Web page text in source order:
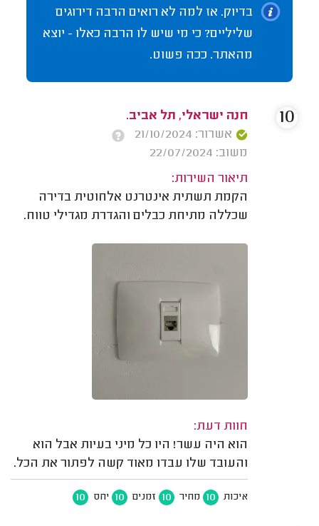
בדיוק. אז למה לא רואים הרבה דירוגים
שליליים? כי מי שיש לו הרבה כאלו - יוצא
מהאתר. ככה פשוט.
חנה ישראלי, תל אביב.
אשרור: 21/10/2024
משוב: 22/07/2024
תיאור השירות:
הקמת תשתית אינטרנט אלחוטית בדירה
שכללה מתיחת כבלים והגדרת מגדילי טווח.
חוות דעת:
הוא היה עשר! היו כל מיני בעיות אבל הוא
והעובד שלו עבדו מאוד קשה לפתור את הכל.
איכות 10 מחיר 10 זמנים 10 יחס 10
10